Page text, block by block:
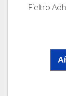
Fieltro